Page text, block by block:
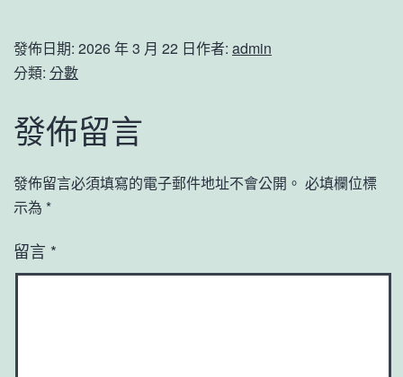
發佈日期: 2026 年 3 月 22 日作者: admin
分類: 分數
發佈留言
發佈留言必須填寫的電子郵件地址不會公開。 必填欄位標
示為 *
留言 *